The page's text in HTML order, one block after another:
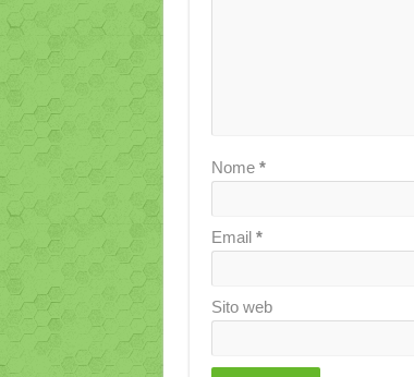
Nome *
Email *
Sito web